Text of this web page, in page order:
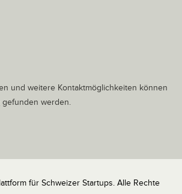
und weitere Kontaktmöglichkeiten können
gefunden werden.
für Schweizer Startups. Alle Rechte